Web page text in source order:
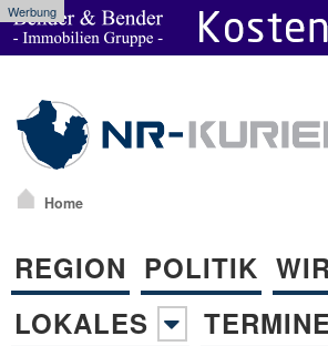
Werbung
Home
REGION POLITIK
LOKALES
TERMINE